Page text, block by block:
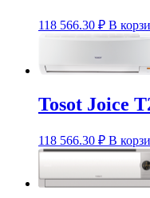
118 566.30 ₽ В
Tosot Joice
118 566.30 ₽ В